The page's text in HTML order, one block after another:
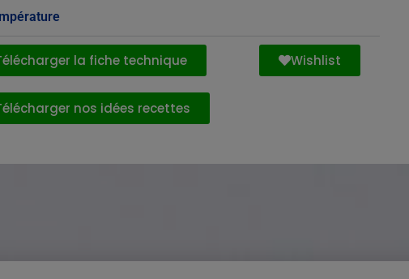
la fiche technique
nos idées recettes
Wishlist